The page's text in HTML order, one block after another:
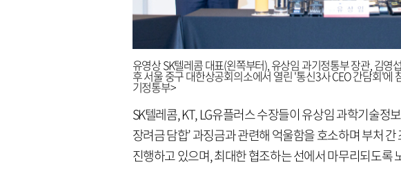
유영상 SK텔레콤 대표(왼쪽부터), 유상임 과기정통부 장관, 김영
후 서울 중구 대한상공회의소에서 열린 '통신3사 CEO 간담회'에
기정통부>
SK텔레콤, KT, LG유플러스 수장들이 유상임 과학기술정
장려금 담합’ 과징금과 관련해 억울함을 호소하며 부처
진행하고 있으며, 최대한 협조하는 선에서 마무리되도록